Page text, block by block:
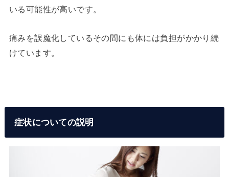
いる可能性が高いです。
痛みを誤魔化しているその間にも体には負担がかかり続
けています。
症状についての説明